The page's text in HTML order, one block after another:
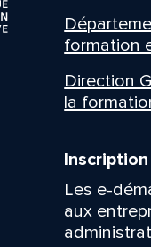
formation
Direction
la
Les e-
aux